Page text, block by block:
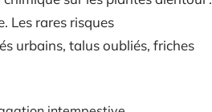
Les rares risques
urbains, talus oubliés, friches